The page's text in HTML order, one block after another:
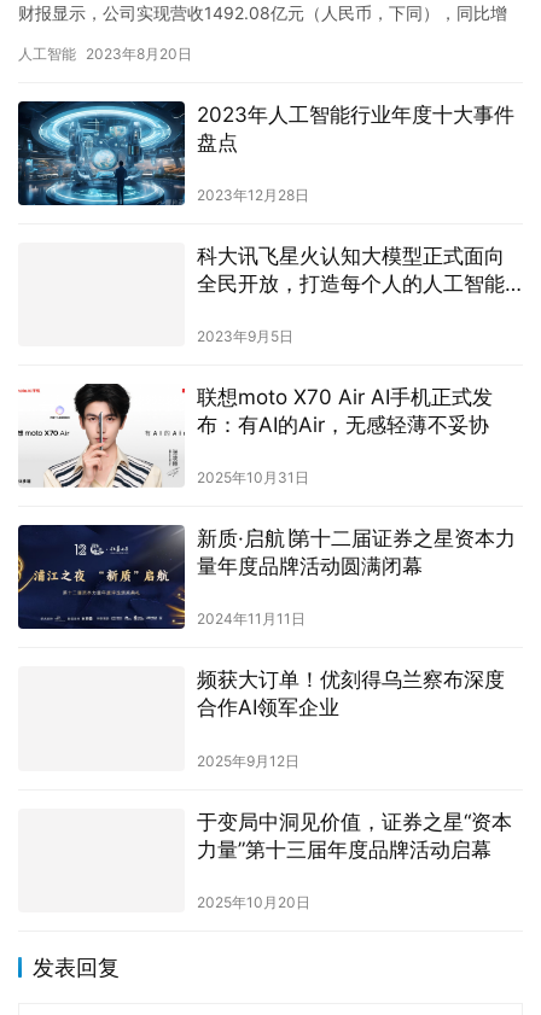
财报显示，公司实现营收1492.08亿元（人民币，下同），同比增
人工智能 2023年8月20日
2023年人工智能行业年度十大事件
盘点
2023年12月28日
科大讯飞星火认知大模型正式面向
全民开放，打造每个人的人工智能
2023年9月5日
联想moto X70 Air AI手机正式发
布：有AI的Air，无感轻薄不妥协
2025年10月31日
新质·启航∣第十二届证券之星资本力
量年度品牌活动圆满闭幕
2024年11月11日
频获大订单！优刻得乌兰察布深度
合作AI领军企业
2025年9月12日
于变局中洞见价值，证券之星“资本
力量”第十三届年度品牌活动启幕
2025年10月20日
发表回复